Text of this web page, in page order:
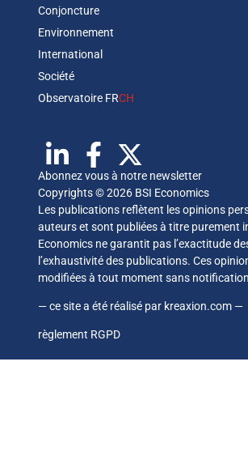
Conjoncture
Environnement
International
Société
Observatoire FRCH
Abonnez vous à notre newsletter
Copyrights © 2026 BSI Economics
Les publications reflètent les opinions
auteurs et sont publiées à titre purement
Economics ne garantit pas l’exactitude
l’exhaustivité des publications. Ces
modifiées à tout moment sans
— ce site a été réalisé par kreaxion.com —
règlement RGPD